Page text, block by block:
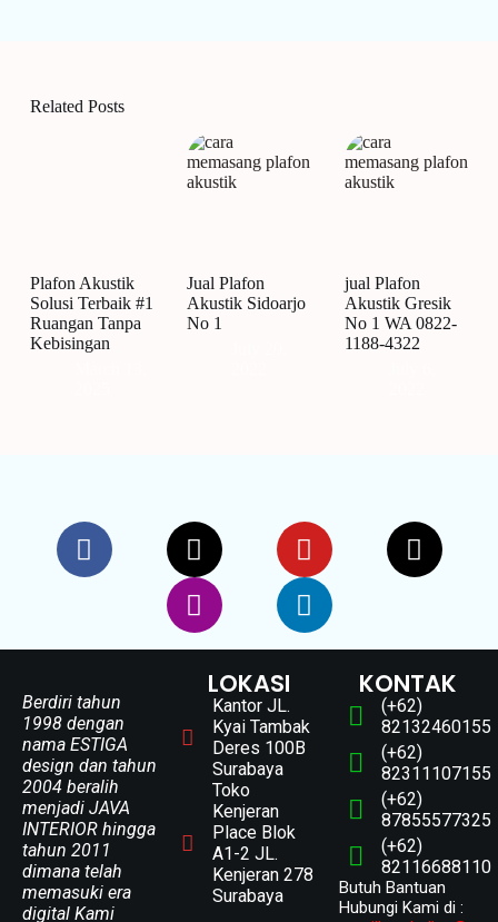
Related Posts
Plafon Akustik
Solusi Terbaik #1
Ruangan Tanpa
Kebisingan
Jual Plafon
Akustik Sidoarjo
No 1
jual Plafon
Akustik Gresik
No 1 WA 0822-
1188-4322
Berdiri tahun
1998 dengan
nama ESTIGA
design dan tahun
2004 beralih
menjadi JAVA
INTERIOR hingga
tahun 2011
dimana telah
memasuki era
digital Kami
LOKASI
Kantor JL.
Kyai Tambak
Deres 100B
Surabaya
Toko
Kenjeran
Place Blok
A1-2 JL.
Kenjeran 278
Surabaya
KONTAK
(+62)
82132460155
(+62)
82311107155
(+62)
87855577325
(+62)
82116688110
Butuh Bantuan
Hubungi Kami di :